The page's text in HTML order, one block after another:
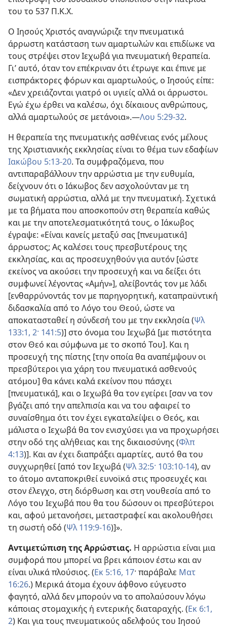
του το 537 Π.Κ.Χ.
Ο Ιησούς Χριστός αναγνώριζε την πνευματικά
άρρωστη κατάσταση των αμαρτωλών και επιδίωκε να
τους στρέψει στον Ιεχωβά για πνευματική θεραπεία.
Γι’ αυτό, όταν τον επέκριναν ότι έτρωγε και έπινε με
εισπράκτορες φόρων και αμαρτωλούς, ο Ιησούς είπε:
«Δεν χρειάζονται γιατρό οι υγιείς αλλά οι άρρωστοι.
Εγώ έχω έρθει να καλέσω, όχι δίκαιους ανθρώπους,
αλλά αμαρτωλούς σε μετάνοια».—Λου 5:29-32.
Η θεραπεία της πνευματικής ασθένειας ενός μέλους
της Χριστιανικής εκκλησίας είναι το θέμα των εδαφίων
Ιακώβου 5:13-20. Τα συμφραζόμενα, που
αντιπαραβάλλουν την αρρώστια με την ευθυμία,
δείχνουν ότι ο Ιάκωβος δεν ασχολούνταν με τη
σωματική αρρώστια, αλλά με την πνευματική. Σχετικά
με τα βήματα που αποσκοπούν στη θεραπεία καθώς
και με την αποτελεσματικότητά τους, ο Ιάκωβος
έγραψε: «Είναι κανείς μεταξύ σας [πνευματικά]
άρρωστος; Ας καλέσει τους πρεσβυτέρους της
εκκλησίας, και ας προσευχηθούν για αυτόν [ώστε
εκείνος να ακούσει την προσευχή και να δείξει ότι
συμφωνεί λέγοντας «Αμήν»], αλείβοντάς τον με λάδι
[ενθαρρύνοντάς τον με παρηγορητική, καταπραϋντική
διδασκαλία από το Λόγο του Θεού, ώστε να
αποκατασταθεί η σύνδεσή του με την εκκλησία (Ψλ
133:1, 2· 141:5)] στο όνομα του Ιεχωβά [με πιστότητα
στον Θεό και σύμφωνα με το σκοπό Του]. Και η
προσευχή της πίστης [την οποία θα αναπέμψουν οι
πρεσβύτεροι για χάρη του πνευματικά ασθενούς
ατόμου] θα κάνει καλά εκείνον που πάσχει
[πνευματικά], και ο Ιεχωβά θα τον εγείρει [σαν να τον
βγάζει από την απελπισία και να του αφαιρεί το
συναίσθημα ότι τον έχει εγκαταλείψει ο Θεός, και
μάλιστα ο Ιεχωβά θα τον ενισχύσει για να προχωρήσει
στην οδό της αλήθειας και της δικαιοσύνης (Φλπ
4:13)]. Και αν έχει διαπράξει αμαρτίες, αυτό θα του
συγχωρηθεί [από τον Ιεχωβά (Ψλ 32:5· 103:10-14), αν
το άτομο ανταποκριθεί ευνοϊκά στις προσευχές και
στον έλεγχο, στη διόρθωση και στη νουθεσία από το
Λόγο του Ιεχωβά που θα του δώσουν οι πρεσβύτεροι
και, αφού μετανοήσει, μεταστραφεί και ακολουθήσει
τη σωστή οδό (Ψλ 119:9-16)]».
Αντιμετώπιση της Αρρώστιας. Η αρρώστια είναι μια
συμφορά που μπορεί να βρει κάποιον έστω και αν
είναι υλικά πλούσιος. (Εκ 5:16, 17· παράβαλε Ματ
16:26.) Μερικά άτομα έχουν άφθονο εύγευστο
φαγητό, αλλά δεν μπορούν να το απολαύσουν λόγω
κάποιας στομαχικής ή εντερικής διαταραχής. (Εκ 6:1,
2) Και για τους πνευματικούς αδελφούς του Ιησού